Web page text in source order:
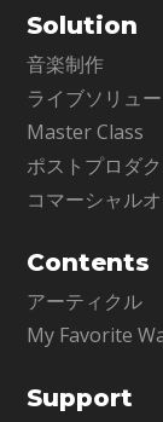
Solution
音楽制作
ライブソリュ
Master Class
ポストプロダ
コマーシャル
Contents
アーティクル
My Favorite
Support